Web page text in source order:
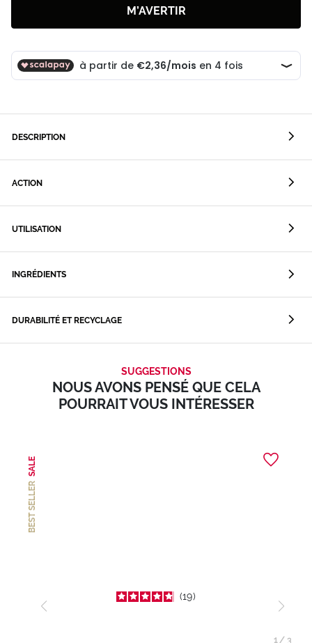
M’AVERTIR
DESCRIPTION
ACTION
UTILISATION
INGRÉDIENTS
DURABILITÉ ET RECYCLAGE
SUGGESTIONS
NOUS AVONS PENSÉ QUE CELA
POURRAIT VOUS INTÉRESSER
BEST SELLER
SALE
19
1/ 3